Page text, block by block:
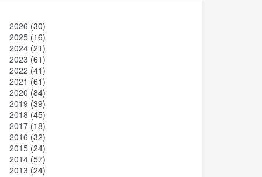
2026 (30)
2025 (16)
2024 (21)
2023 (61)
2022 (41)
2021 (61)
2020 (84)
2019 (39)
2018 (45)
2017 (18)
2016 (32)
2015 (24)
2014 (57)
2013 (24)